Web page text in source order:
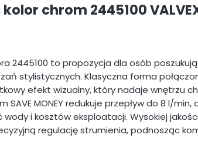
chrom 2445100
2445100 to propozycja dla osób
stylistycznych. Klasyczna forma
efekt wizualny, który nadaje wnętrzu
MONEY redukuje przepływ do 8 l/min,
i kosztów eksploatacji. Wysokiej
regulację strumienia, podnosząc